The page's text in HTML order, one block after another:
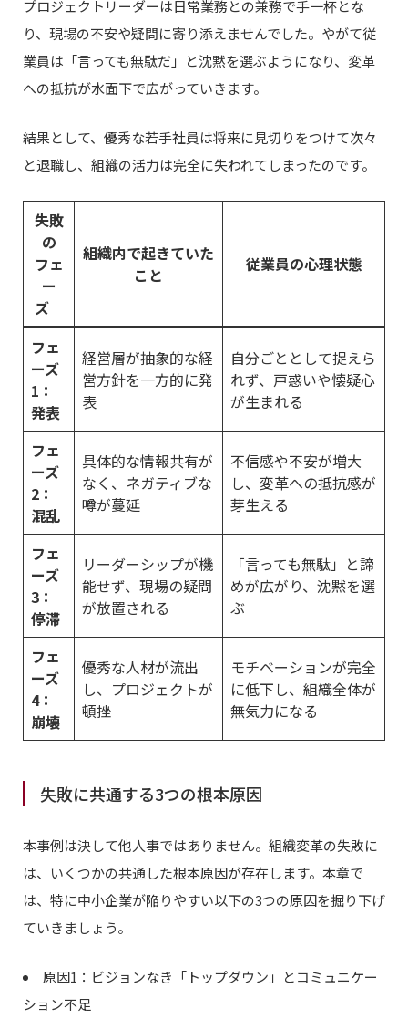
プロジェクトリーダーは日常業務との兼務で手一杯とな
り、現場の不安や疑問に寄り添えませんでした。やがて従
業員は「言っても無駄だ」と沈黙を選ぶようになり、変革
への抵抗が水面下で広がっていきます。
結果として、優秀な若手社員は将来に見切りをつけて次々
と退職し、組織の活力は完全に失われてしまったのです。
失敗
の
フェ
ー
ズ
組織内で起きていた
こと
従業員の心理状態
フェ
ーズ
1：
発表
経営層が抽象的な経
営方針を一方的に発
表
自分ごととして捉えら
れず、戸惑いや懐疑心
が生まれる
フェ
ーズ
2：
混乱
具体的な情報共有が
なく、ネガティブな
噂が蔓延
不信感や不安が増大
し、変革への抵抗感が
芽生える
フェ
ーズ
3：
停滞
リーダーシップが機
能せず、現場の疑問
が放置される
「言っても無駄」と諦
めが広がり、沈黙を選
ぶ
フェ
ーズ
4：
崩壊
優秀な人材が流出
し、プロジェクトが
頓挫
モチベーションが完全
に低下し、組織全体が
無気力になる
失敗に共通する3つの根本原因
本事例は決して他人事ではありません。組織変革の失敗に
は、いくつかの共通した根本原因が存在します。本章で
は、特に中小企業が陥りやすい以下の3つの原因を掘り下げ
ていきましょう。
原因1：ビジョンなき「トップダウン」とコミュニケー
ション不足